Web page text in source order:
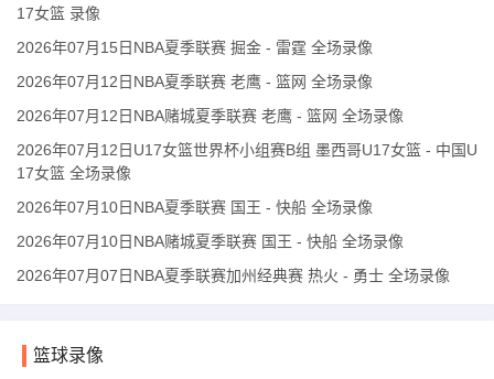
17女篮 录像
2026年07月15日NBA夏季联赛 掘金 - 雷霆 全场录像
2026年07月12日NBA夏季联赛 老鹰 - 篮网 全场录像
2026年07月12日NBA赌城夏季联赛 老鹰 - 篮网 全场录像
2026年07月12日U17女篮世界杯小组赛B组 墨西哥U17女篮 - 中国U
17女篮 全场录像
2026年07月10日NBA夏季联赛 国王 - 快船 全场录像
2026年07月10日NBA赌城夏季联赛 国王 - 快船 全场录像
2026年07月07日NBA夏季联赛加州经典赛 热火 - 勇士 全场录像
篮球录像